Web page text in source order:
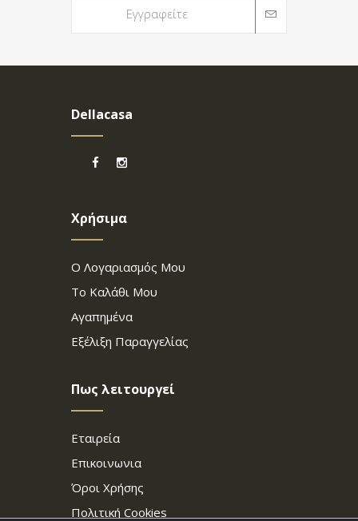
Dellacasa
Χρήσιμα
Ο Λογαριασμός Μου
Το Καλάθι Μου
Αγαπημένα
Εξέλιξη Παραγγελίας
Πως λειτουργεί
Εταιρεία
Επικοινωνια
Όροι Χρήσης
Πολιτική Cookies